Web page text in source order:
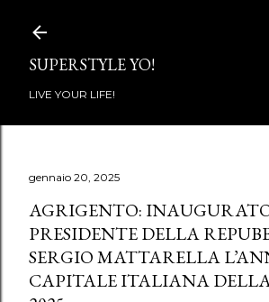
SUPERSTYLE YO!
LIVE YOUR LIFE!
gennaio 20, 2025
AGRIGENTO:
PRESIDENTE DELLA
SERGIO MATTARELLA
CAPITALE ITALIANA